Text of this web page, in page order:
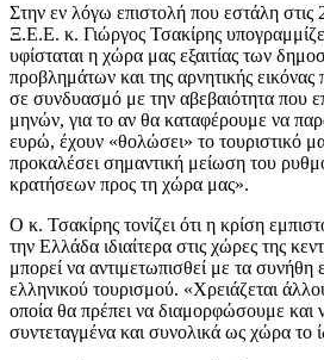
Στην εν λόγω επιστολή που εστάλη
Ξ.Ε.Ε. κ. Γιώργος Τσακίρης
υφίσταται η χώρα μας εξαιτίας των
προβλημάτων και της αρνητικής
σε συνδυασμό με την αβεβαιότητα που
μηνών, για το αν θα καταφέρουμε να
ευρώ, έχουν «θολώσει» το τουριστικό
προκαλέσει σημαντική μείωση του
κρατήσεων προς τη χώρα μας».
Ο κ. Τσακίρης τονίζει ότι η κρίση
την Ελλάδα ιδιαίτερα στις χώρες της
μπορεί να αντιμετωπισθεί με τα συνήθη
ελληνικού τουρισμού. «Χρειάζεται
οποία θα πρέπει να διαμορφώσουμε και
συντεταγμένα και συνολικά ως χώρα το